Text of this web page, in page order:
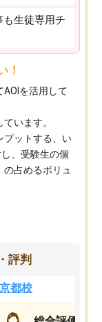
生徒専用チ
！
を活用して
います。
プットする、い
、受験生の個
占めるボリュ
評判
京都校